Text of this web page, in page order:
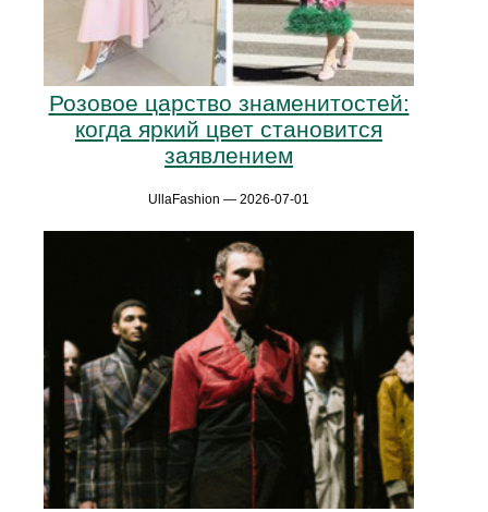
Розовое царство знаменитостей:
когда яркий цвет становится
заявлением
UllaFashion — 2026-07-01